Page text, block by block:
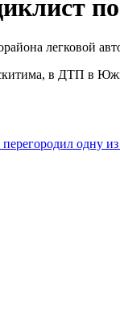
легковой
в ДТП в
перегородил одну